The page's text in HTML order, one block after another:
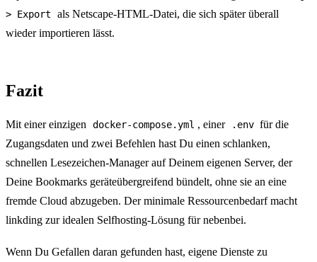
> Export
als Netscape-HTML-Datei, die sich später überall
wieder importieren lässt.
Fazit
Mit einer einzigen docker-compose.yml , einer .env für die
Zugangsdaten und zwei Befehlen hast Du einen schlanken,
schnellen Lesezeichen-Manager auf Deinem eigenen Server, der
Deine Bookmarks geräteübergreifend bündelt, ohne sie an eine
fremde Cloud abzugeben. Der minimale Ressourcenbedarf macht
linkding zur idealen Selfhosting-Lösung für nebenbei.
Wenn Du Gefallen daran gefunden hast, eigene Dienste zu